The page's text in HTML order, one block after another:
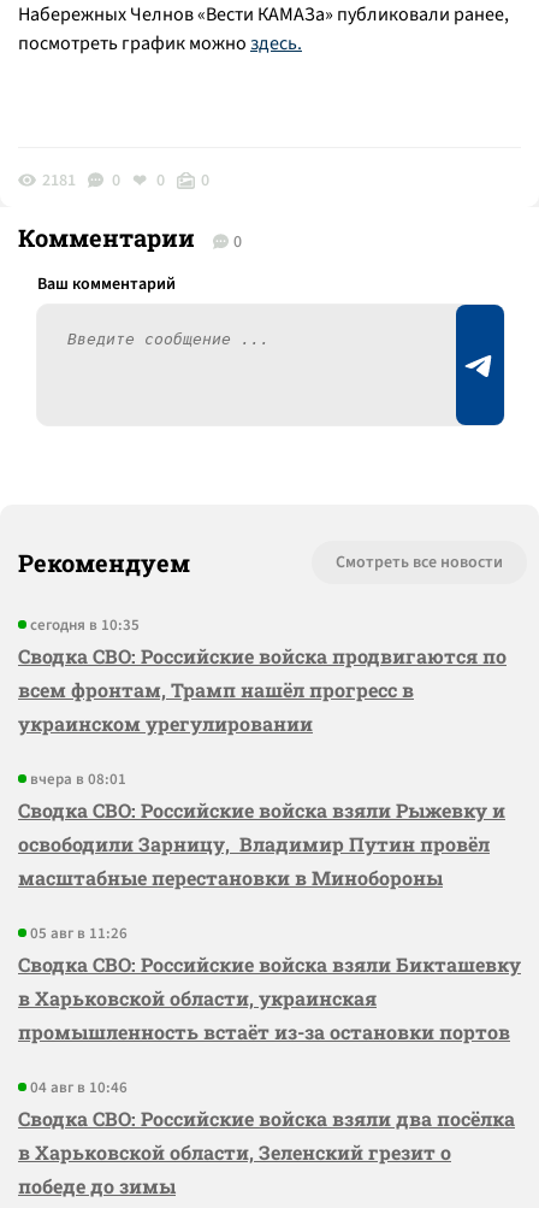
Набережных Челнов «Вести КАМАЗа» публиковали ранее,
посмотреть график можноздесь.
2181 0 0 0
Комментарии 0
Рекомендуем Смотреть все новости
сегодня в 10:35
Сводка СВО: Российские войска продвигаются по
всем фронтам, Трамп нашёл прогресс в
украинском урегулировании
вчера в 08:01
Сводка СВО: Российские войска взяли Рыжевку и
освободили Зарницу, Владимир Путин провёл
масштабные перестановки в Минобороны
05 авг в 11:26
Сводка СВО: Российские войска взяли Бикташевку
в Харьковской области, украинская
промышленность встаёт из-за остановки портов
04 авг в 10:46
Сводка СВО: Российские войска взяли два посёлка
в Харьковской области, Зеленский грезит о
победе до зимы